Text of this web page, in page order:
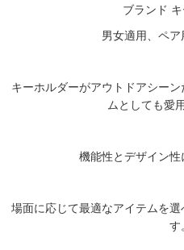
ブランド キ
男女適用、ペア
キーホルダーがアウトドアシー
ムとしても愛
機能性とデザイン性
場面に応じて最適なアイテムを
す